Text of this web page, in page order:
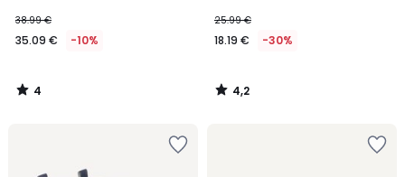
38.99 €
35.09 € -10%
4
/
25.99 €
18.19 € -30%
4,2
/